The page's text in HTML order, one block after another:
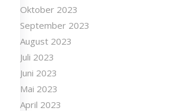
Oktober 2023
September 2023
August 2023
Juli 2023
Juni 2023
Mai 2023
April 2023